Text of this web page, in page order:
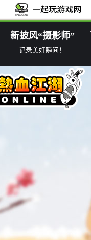
新披风“摄影师”
记录美好瞬间！